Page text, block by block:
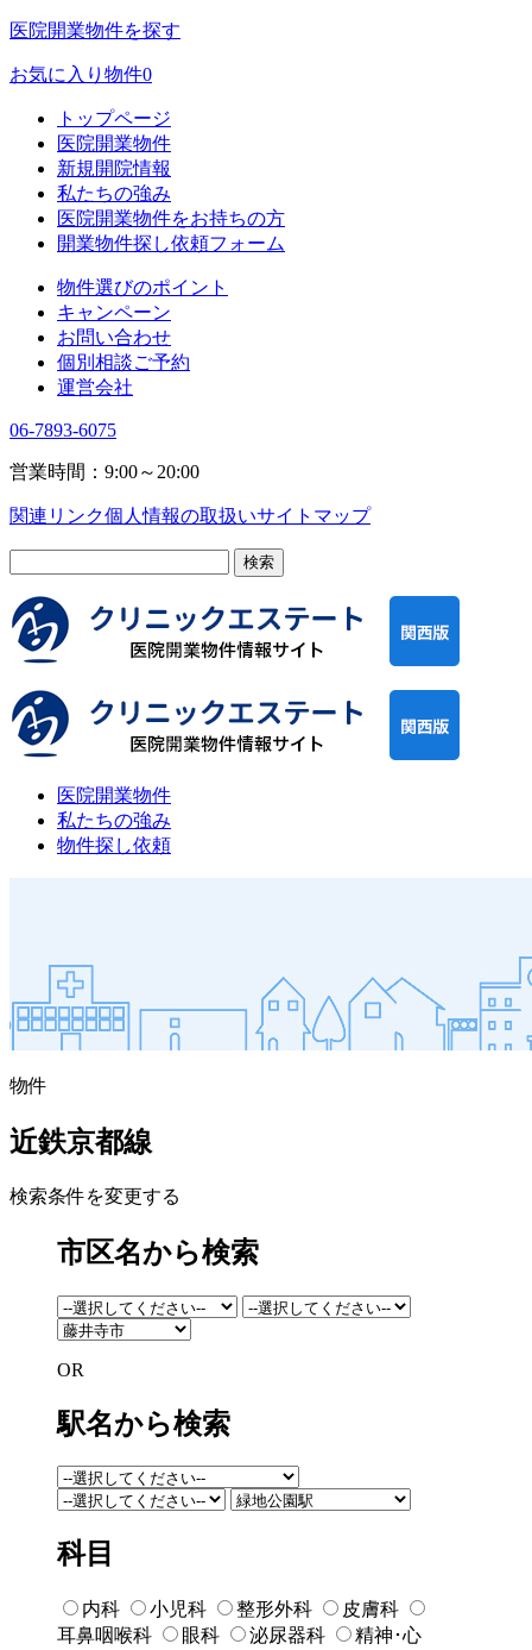
医院開業物件を探す
お気に入り物件0
トップページ
医院開業物件
新規開院情報
私たちの強み
医院開業物件をお持ちの方
開業物件探し依頼フォーム
物件選びのポイント
キャンペーン
お問い合わせ
個別相談ご予約
運営会社
06-7893-6075
営業時間：9:00～20:00
関連リンク個人情報の取扱いサイトマップ
医院開業物件
私たちの強み
物件探し依頼
物件
近鉄京都線
検索条件を変更する
市区名から検索
OR
駅名から検索
科目
内科 小児科 整形外科
皮膚科
耳鼻咽喉科
眼科 泌尿器科
精神･心